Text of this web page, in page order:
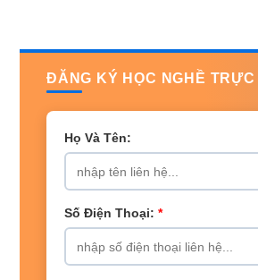
ĐĂNG KÝ HỌC NGHỀ TRỰC
Họ Và Tên:
Số Điện Thoại: *